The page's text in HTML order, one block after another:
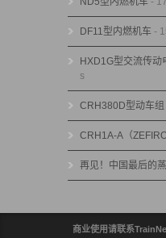
DF11型内燃机车 -
HXD1G型交流传动
s
CRH380D型动车组
CRH1A-A（
再见！中国最后的
商业使用请联系